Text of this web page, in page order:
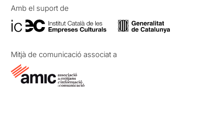
Amb el suport de
Mitjà de comunicació associat a